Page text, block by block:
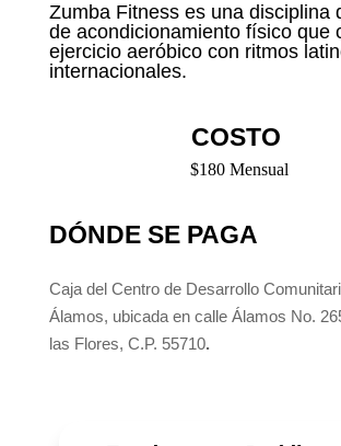
Zumba Fitness es una disciplina
de acondicionamiento físico que
ejercicio aeróbico con ritmos
internacionales.
COSTO
$180 Mensual
DÓNDE SE PAGA
Caja del Centro de Desarrollo
Álamos, ubicada en calle Álamos No.
las Flores, C.P. 55710.